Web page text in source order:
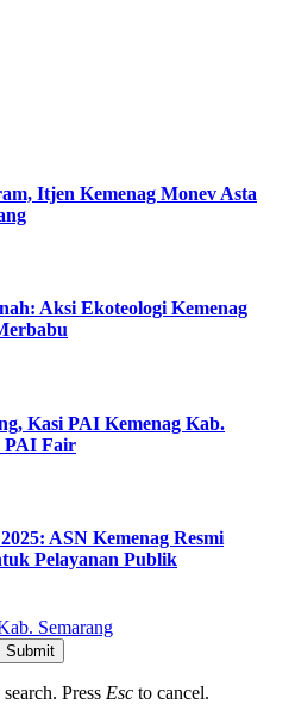
Itjen Kemenag Monev Asta
Aksi Ekoteologi Kemenag
Kasi PAI Kemenag Kab.
PAI Fair
ASN Kemenag Resmi
Pelayanan Publik
Semarang
Submit
Press Esc to cancel.